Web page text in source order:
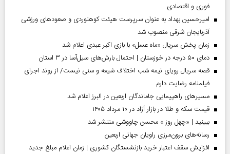
فوری و اقتصادی
امیرحسین بهداد به عنوان سرپرست هیئت کوهنوردی و صعودهای ورزشی
آذربایجان شرقی منصوب شد
زمان پخش سریال «ماه عسل» با بازی اکبر عبدی اعلام شد
دمای ۵۰ درجه در خوزستان | احتمال بارش‌های سیل‌آسا در ۳ استان
قصه سریال رویای نیمه شب اختلاف شیعه و سنی نیست/ از روند اجرای
فیلمنامه رضایت دارم
مسیر‌های راهپیمایی جاماندگان اربعین در البرز اعلام شد
قیمت سکه و طلا در بازار آزاد در ۱۰ مرداد ۱۴۰۵
ببینید | «چهل روز » محسن چاووشی منتشر شد
رسانه‌های برون‌مرزی راویان جهانی اربعین
افزایش سقف اعتبار خرید بازنشستگان کشوری | زمان اعلام مبلغ جدید